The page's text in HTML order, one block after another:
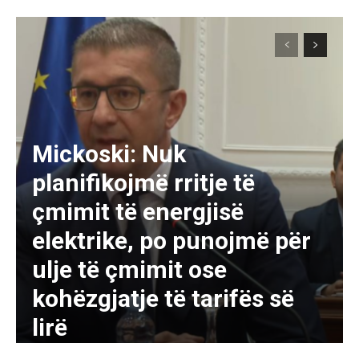
Mickoski: Nuk
planifikojmë rritje të
çmimit të energjisë
elektrike, po punojmë për
ulje të çmimit ose
kohëzgjatje të tarifës së
lirë